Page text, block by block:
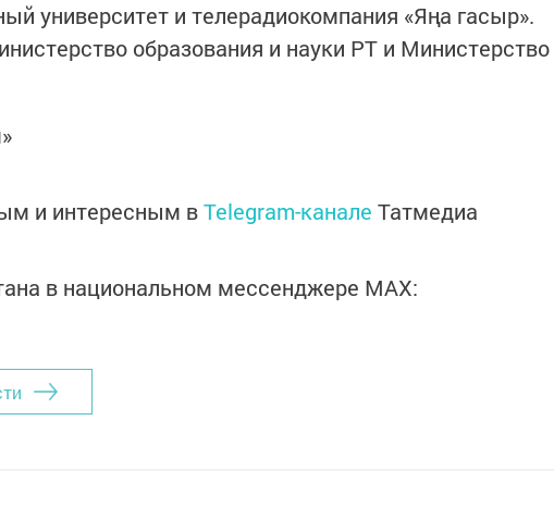
университет и телерадиокомпания «Яңа гасыр».
образования и науки РТ и Министерство
и интересным вTelegram-канале Татмедиа
в национальном мессенджере MАХ: